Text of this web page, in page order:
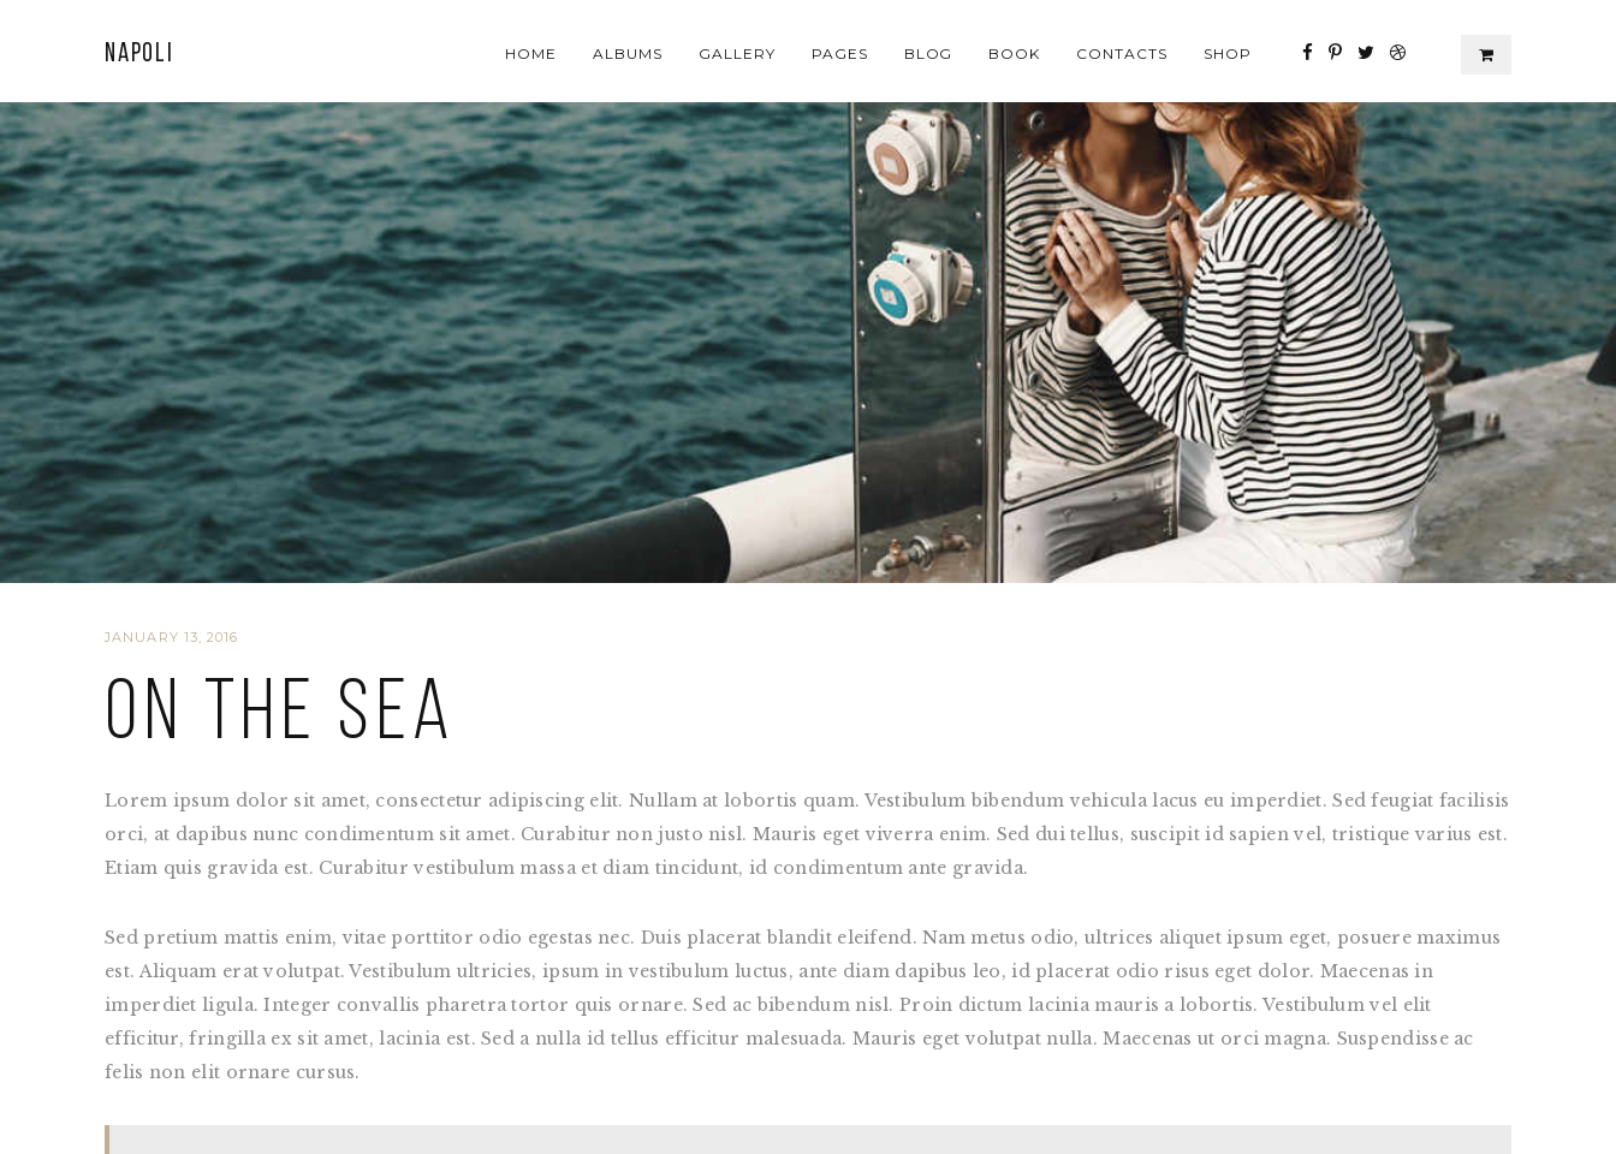
Napoli HOME ALBUMS GALLERY PAGES BLOG BOOK CONTACTS SHOP
JANUARY 13, 2016
On the sea
Lorem ipsum dolor sit amet, consectetur adipiscing elit. Nullam at lobortis quam. Vestibulum bibendum vehicula lacus eu imperdiet. Sed feugiat facilisis
orci, at dapibus nunc condimentum sit amet. Curabitur non justo nisl. Mauris eget viverra enim. Sed dui tellus, suscipit id sapien vel, tristique varius est.
Etiam quis gravida est. Curabitur vestibulum massa et diam tincidunt, id condimentum ante gravida.
Sed pretium mattis enim, vitae porttitor odio egestas nec. Duis placerat blandit eleifend. Nam metus odio, ultrices aliquet ipsum eget, posuere maximus
est. Aliquam erat volutpat. Vestibulum ultricies, ipsum in vestibulum luctus, ante diam dapibus leo, id placerat odio risus eget dolor. Maecenas in
imperdiet ligula. Integer convallis pharetra tortor quis ornare. Sed ac bibendum nisl. Proin dictum lacinia mauris a lobortis. Vestibulum vel elit
efficitur, fringilla ex sit amet, lacinia est. Sed a nulla id tellus efficitur malesuada. Mauris eget volutpat nulla. Maecenas ut orci magna. Suspendisse ac
felis non elit ornare cursus.